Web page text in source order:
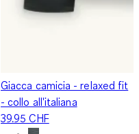
Giacca camicia - relaxed fit
- collo all'italiana
39.95 CHF